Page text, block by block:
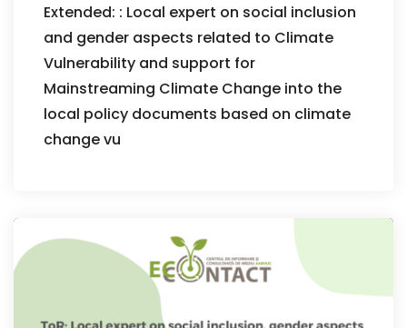
Extended: : Local expert on social inclusion
and gender aspects related to Climate
Vulnerability and support for
Mainstreaming Climate Change into the
local policy documents based on climate
change vu